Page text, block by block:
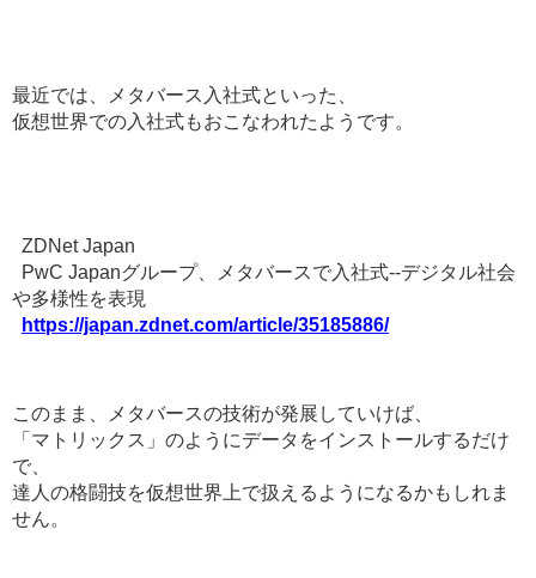
最近では、メタバース入社式といった、
仮想世界での入社式もおこなわれたようです。
ZDNet Japan
PwC Japanグループ、メタバースで入社式--デジタル社会
や多様性を表現
https://japan.zdnet.com/article/35185886/
このまま、メタバースの技術が発展していけば、
「マトリックス」のようにデータをインストールするだけ
で、
達人の格闘技を仮想世界上で扱えるようになるかもしれま
せん。